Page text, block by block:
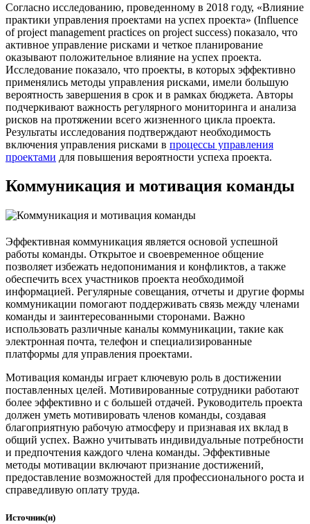
Согласно исследованию, проведенному в 2018 году, «Влияние
практики управления проектами на успех проекта» (Influence
of project management practices on project success) показало, что
активное управление рисками и четкое планирование
оказывают положительное влияние на успех проекта.
Исследование показало, что проекты, в которых эффективно
применялись методы управления рисками, имели большую
вероятность завершения в срок и в рамках бюджета. Авторы
подчеркивают важность регулярного мониторинга и анализа
рисков на протяжении всего жизненного цикла проекта.
Результаты исследования подтверждают необходимость
включения управления рисками в процессы управления
проектами для повышения вероятности успеха проекта.
Коммуникация и мотивация команды
Эффективная коммуникация является основой успешной
работы команды. Открытое и своевременное общение
позволяет избежать недопонимания и конфликтов, а также
обеспечить всех участников проекта необходимой
информацией. Регулярные совещания, отчеты и другие формы
коммуникации помогают поддерживать связь между членами
команды и заинтересованными сторонами. Важно
использовать различные каналы коммуникации, такие как
электронная почта, телефон и специализированные
платформы для управления проектами.
Мотивация команды играет ключевую роль в достижении
поставленных целей. Мотивированные сотрудники работают
более эффективно и с большей отдачей. Руководитель проекта
должен уметь мотивировать членов команды, создавая
благоприятную рабочую атмосферу и признавая их вклад в
общий успех. Важно учитывать индивидуальные потребности
и предпочтения каждого члена команды. Эффективные
методы мотивации включают признание достижений,
предоставление возможностей для профессионального роста и
справедливую оплату труда.
Источник(и)